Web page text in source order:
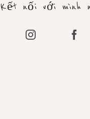
Kết nối với mình